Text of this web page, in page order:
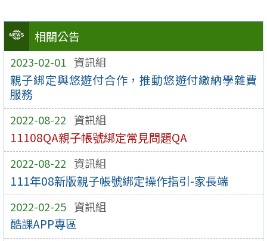
相關公告
2023-02-01 資訊組
親子綁定與悠遊付合作，推動悠遊付繳納學雜費
服務
2022-08-22 資訊組
11108QA親子帳號綁定常見問題QA
2022-08-22 資訊組
111年08新版親子帳號綁定操作指引-家長端
2022-02-25 資訊組
酷課APP專區